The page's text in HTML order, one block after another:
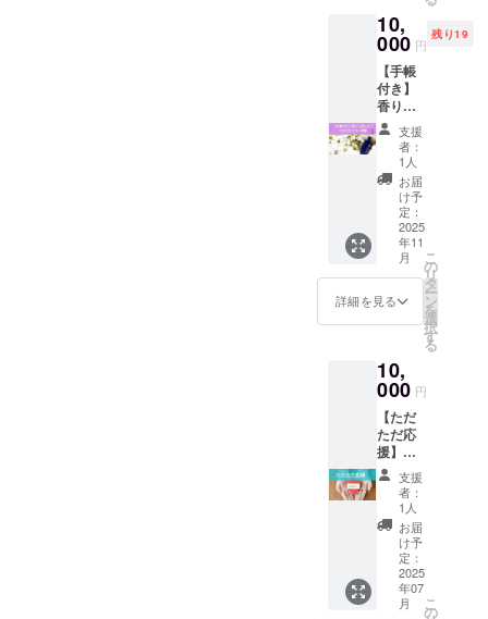
ぴった
りな香
りを身
につけ
たい ・
プレゼ
ントに
もおす
すめ！
（推し
星座で
のギフ
トに
も） あ
なたの
星座の
香り
が、
2026年
を“ちょ
っと特
別”にし
てくれ
ますよ
うに
チャッ
トご案
内＆お
礼メッ
セージ
付き ☆
手帳
サイズ
B6/カ
バー色
オレン
ジ系/
224ペー
ジ(予
色は
2026年
エネル
ギーか
ら決定
限定30
名様の
特別な
ワーク
ショッ
プで
す！
※日時は
個別に
ご相談
の上、
決定い
たしま
す。 ☆
手帳1冊
つき
（B6・
224ペー
ジ予
定） ☆
星にち
なんだ
ジ系カ
バー予
ン
チャッ
トのご
案内＆
お礼
メッ
セージ
付き！
限定25
名のス
ペシャ
ルなリ
ターン
です。
催日：
2025年
日（蠍
座新
月） 場
所：東
京都内
（詳細
は追っ
てご連
絡しま
す） 時
間：2時
間（予
と香り
の癒し
日お渡
ししま
す）
（B6／
224ペー
ジ予定/
カバー
色オレ
ンジ系
統） 当
日の
ワーク
ショッ
プ内
ル・オ
ンライ
ンワー
ク
ショッ
プです
開催
日：
2025年
12月5日
（双子
座満
月） 開
催方
法：
Zoom（
オンラ
部・夜
の部
約120
分）※ど
ちらか
お選び
くださ
い 価
格：
10,000
円（税
込・手
帳1冊つ
き） 星
円（数
量限
定） こ
のリ
ターン
は、 あ
なたの
2026年
が“最高
に輝く
年”にな
るよう
に 星ア
ロマラ
イフか
ら、心
をこめ
セット
です。
内容：
星と香
りの癒
し手帳
（B6／
224ペー
ジ予定/
カバー
色オレ
ンジ系
統） あ
なただ
けの星
10,
000 円
残り19
【手帳
付き】
香りで
楽し
む！ア
ロマク
ラフト
体験 〜
オンラ
イン参
加OK・
2026年
6月まで
有効〜
香りを
もっと
に。
「星と
香りの
癒し手
帳」と
一緒
に、ア
ロマク
ラフト
も楽し
もう！
このリ
ターン
は、星
アロマ
支援
者：
1人
お届
け予
定：
2025
年11
月
詳細を見る
こ
の
リ
タ
ー
ン
を
選
択
す
る
10,
000 円
【ただ
ただ応
援】
10,000
円 星と
香りの
手帳プ
ロジェ
クトを
見守っ
てくだ
さるあ
支援
者：
1人
お届
け予
定：
2025
年07
月
こ
の